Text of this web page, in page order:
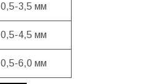
0,5-3,5 мм
0,5-4,5 мм
0,5-6,0 мм